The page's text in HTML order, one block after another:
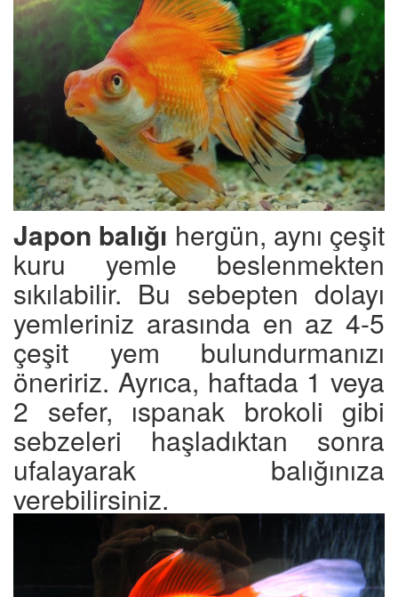
Japon balığı hergün, aynı çeşit
kuru yemle beslenmekten
sıkılabilir. Bu sebepten dolayı
yemleriniz arasında en az 4-5
çeşit yem bulundurmanızı
öneririz. Ayrıca, haftada 1 veya
2 sefer, ıspanak brokoli gibi
sebzeleri haşladıktan sonra
ufalayarak balığınıza
verebilirsiniz.